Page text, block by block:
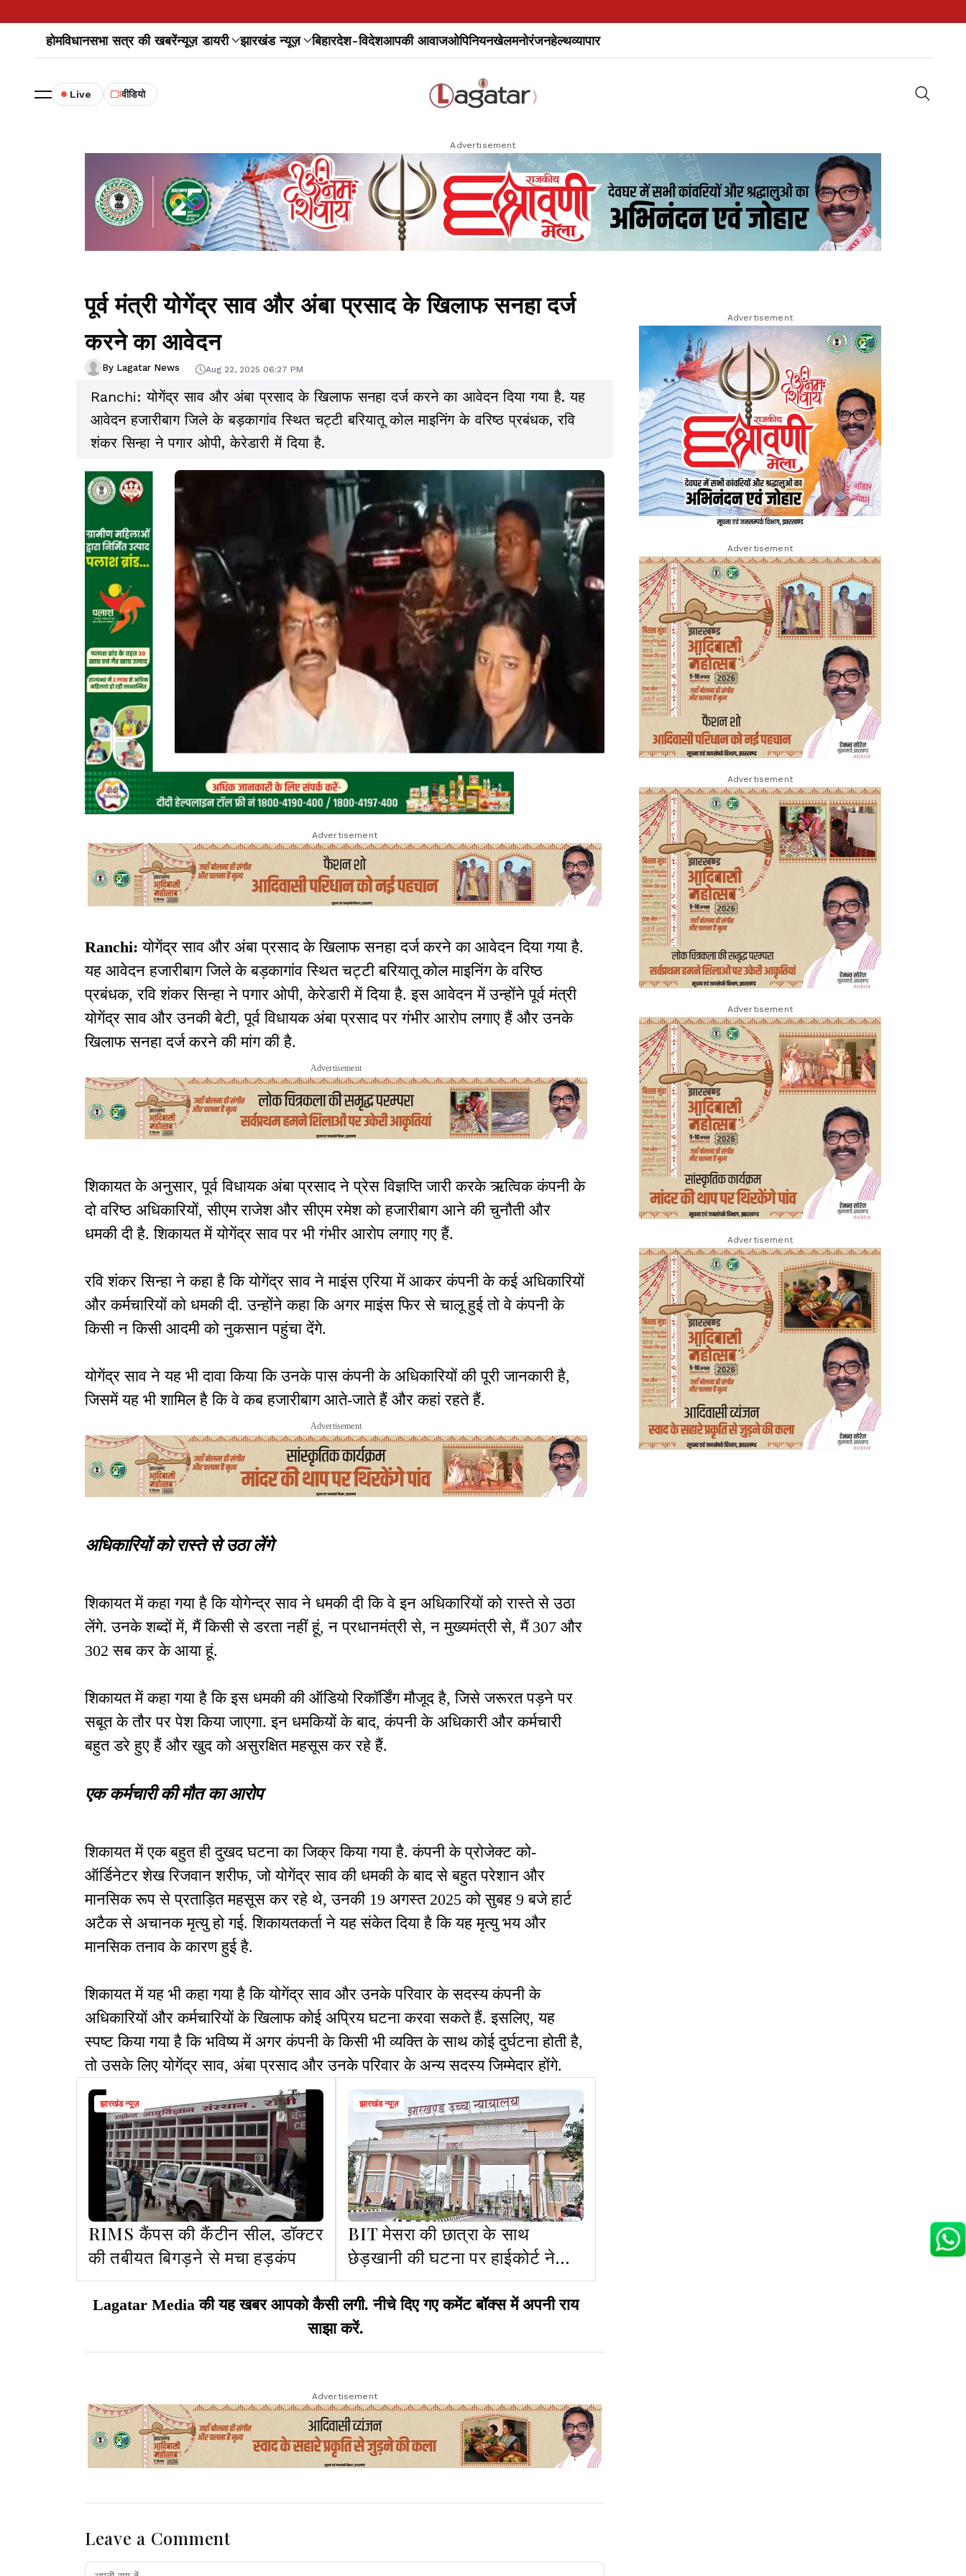
होमविधानसभा सत्र की खबरेंन्यूज़ डायरी झारखंड न्यूज़ बिहारदेश-विदेशआपकी आवाजओपिनियनखेलमनोरंजनहेल्थव्यापार
Live वीडियो
Advertisement
पूर्व मंत्री योगेंद्र साव और अंबा प्रसाद के खिलाफ सनहा दर्ज
करने का आवेदन
By Lagatar News Aug 22, 2025 06:27 PM
Ranchi: योगेंद्र साव और अंबा प्रसाद के खिलाफ सनहा दर्ज करने का आवेदन दिया गया है. यह
आवेदन हजारीबाग जिले के बड़कागांव स्थित चट्टी बरियातू कोल माइनिंग के वरिष्ठ प्रबंधक, रवि
शंकर सिन्हा ने पगार ओपी, केरेडारी में दिया है.
Advertisement
Ranchi:योगेंद्र साव और अंबा प्रसाद के खिलाफ सनहा दर्ज करने का आवेदन दिया गया है.
यह आवेदन हजारीबाग जिले के बड़कागांव स्थित चट्टी बरियातू कोल माइनिंग के वरिष्ठ
प्रबंधक, रवि शंकर सिन्हा ने पगार ओपी, केरेडारी में दिया है. इस आवेदन में उन्होंने पूर्व मंत्री
योगेंद्र साव और उनकी बेटी, पूर्व विधायक अंबा प्रसाद पर गंभीर आरोप लगाए हैं और उनके
खिलाफ सनहा दर्ज करने की मांग की है.
Advertisement
शिकायत के अनुसार, पूर्व विधायक अंबा प्रसाद ने प्रेस विज्ञप्ति जारी करके ऋत्विक कंपनी के
दो वरिष्ठ अधिकारियों, सीएम राजेश और सीएम रमेश को हजारीबाग आने की चुनौती और
धमकी दी है. शिकायत में योगेंद्र साव पर भी गंभीर आरोप लगाए गए हैं.
रवि शंकर सिन्हा ने कहा है कि योगेंद्र साव ने माइंस एरिया में आकर कंपनी के कई अधिकारियों
और कर्मचारियों को धमकी दी. उन्होंने कहा कि अगर माइंस फिर से चालू हुई तो वे कंपनी के
किसी न किसी आदमी को नुकसान पहुंचा देंगे.
योगेंद्र साव ने यह भी दावा किया कि उनके पास कंपनी के अधिकारियों की पूरी जानकारी है,
जिसमें यह भी शामिल है कि वे कब हजारीबाग आते-जाते हैं और कहां रहते हैं.
Advertisement
अधिकारियों को रास्ते से उठा लेंगे
शिकायत में कहा गया है कि योगेन्द्र साव ने धमकी दी कि वे इन अधिकारियों को रास्ते से उठा
लेंगे. उनके शब्दों में, मैं किसी से डरता नहीं हूं, न प्रधानमंत्री से, न मुख्यमंत्री से, मैं 307 और
302 सब कर के आया हूं.
शिकायत में कहा गया है कि इस धमकी की ऑडियो रिकॉर्डिंग मौजूद है, जिसे जरूरत पड़ने पर
सबूत के तौर पर पेश किया जाएगा. इन धमकियों के बाद, कंपनी के अधिकारी और कर्मचारी
बहुत डरे हुए हैं और खुद को असुरक्षित महसूस कर रहे हैं.
एक कर्मचारी की मौत का आरोप
शिकायत में एक बहुत ही दुखद घटना का जिक्र किया गया है. कंपनी के प्रोजेक्ट को-
ऑर्डिनेटर शेख रिजवान शरीफ, जो योगेंद्र साव की धमकी के बाद से बहुत परेशान और
मानसिक रूप से प्रताड़ित महसूस कर रहे थे, उनकी 19 अगस्त 2025 को सुबह 9 बजे हार्ट
अटैक से अचानक मृत्यु हो गई. शिकायतकर्ता ने यह संकेत दिया है कि यह मृत्यु भय और
मानसिक तनाव के कारण हुई है.
शिकायत में यह भी कहा गया है कि योगेंद्र साव और उनके परिवार के सदस्य कंपनी के
अधिकारियों और कर्मचारियों के खिलाफ कोई अप्रिय घटना करवा सकते हैं. इसलिए, यह
स्पष्ट किया गया है कि भविष्य में अगर कंपनी के किसी भी व्यक्ति के साथ कोई दुर्घटना होती है,
तो उसके लिए योगेंद्र साव, अंबा प्रसाद और उनके परिवार के अन्य सदस्य जिम्मेदार होंगे.
झारखंड न्यूज़
RIMS कैंपस की कैंटीन सील, डॉक्टर
की तबीयत बिगड़ने से मचा हड़कंप
झारखंड न्यूज़
BIT मेसरा की छात्रा के साथ
छेड़खानी की घटना पर हाईकोर्ट ने
लिया संज्ञान
Lagatar Media की यह खबर आपको कैसी लगी. नीचे दिए गए कमेंट बॉक्स में अपनी राय
साझा करें.
Advertisement
Leave a Comment
Advertisement
Advertisement
Advertisement
Advertisement
Advertisement